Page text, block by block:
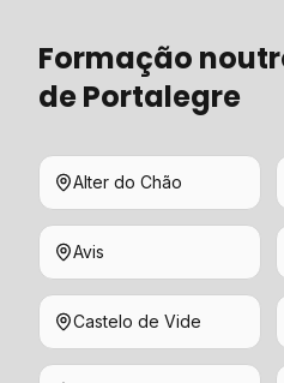
Formação
dePortalegre
Alter do Chão
Avis
Castelo de Vide